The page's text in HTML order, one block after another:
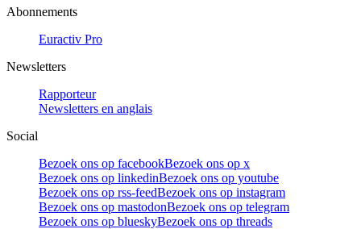
Abonnements
Euractiv Pro
Newsletters
Rapporteur
Newsletters en anglais
Social
Bezoek ons op facebookBezoek ons op x
Bezoek ons op linkedinBezoek ons op youtube
Bezoek ons op rss-feedBezoek ons op instagram
Bezoek ons op mastodonBezoek ons op telegram
Bezoek ons op blueskyBezoek ons op threads